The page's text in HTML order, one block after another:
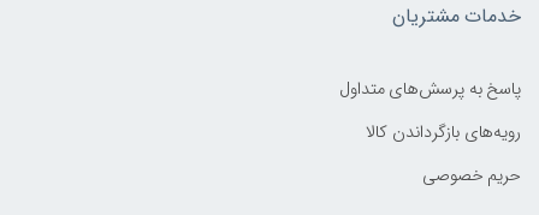
خدمات مشتریان
پاسخ به پرسش‌های متداول
رویه‌های بازگرداندن کالا
حریم خصوصی